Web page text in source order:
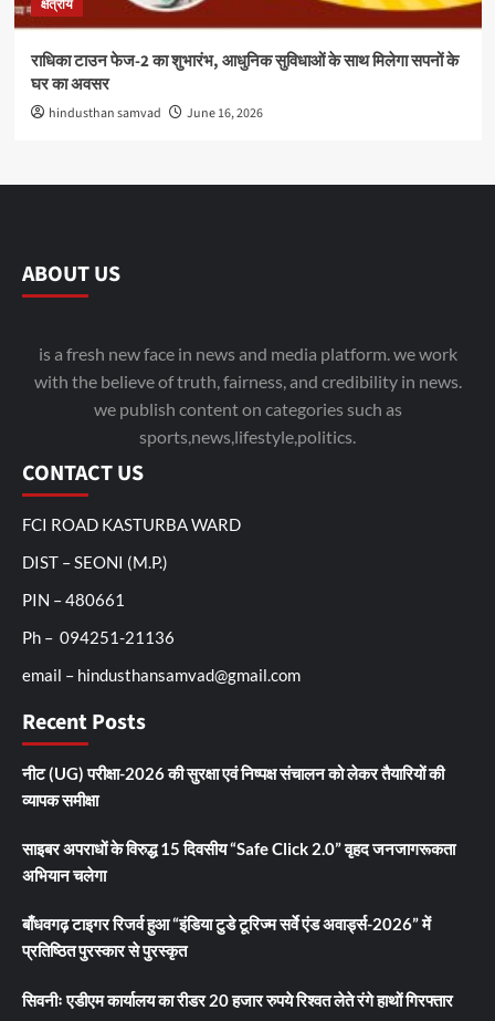
क्षेत्रीय
राधिका टाउन फेज-2 का शुभारंभ, आधुनिक सुविधाओं के साथ मिलेगा सपनों के
घर का अवसर
hindusthan samvad June 16, 2026
ABOUT US
is a fresh new face in news and media platform. we work
with the believe of truth, fairness, and credibility in news.
we publish content on categories such as
sports,news,lifestyle,politics.
CONTACT US
FCI ROAD KASTURBA WARD
DIST – SEONI (M.P.)
PIN – 480661
Ph – 094251-21136
email – hindusthansamvad@gmail.com
Recent Posts
नीट (UG) परीक्षा-2026 की सुरक्षा एवं निष्पक्ष संचालन को लेकर तैयारियों की
व्यापक समीक्षा
साइबर अपराधों के विरुद्ध 15 दिवसीय “Safe Click 2.0” वृहद जनजागरूकता
अभियान चलेगा
बाँधवगढ़ टाइगर रिजर्व हुआ “इंडिया टुडे टूरिज्म सर्वे एंड अवार्ड्स-2026” में
प्रतिष्ठित पुरस्कार से पुरस्कृत
सिवनीः एडीएम कार्यालय का रीडर 20 हजार रुपये रिश्वत लेते रंगे हाथों गिरफ्तार